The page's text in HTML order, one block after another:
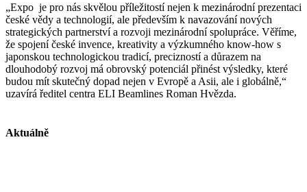
„Expo je pro nás skvělou příležitostí nejen k mezinárodní prezentaci
české vědy a technologií, ale především k navazování nových
strategických partnerství a rozvoji mezinárodní spolupráce. Věříme,
že spojení české invence, kreativity a výzkumného know-how s
japonskou technologickou tradicí, precizností a důrazem na
dlouhodobý rozvoj má obrovský potenciál přinést výsledky, které
budou mít skutečný dopad nejen v Evropě a Asii, ale i globálně,“
uzavírá ředitel centra ELI Beamlines Roman Hvězda.
Aktuálně